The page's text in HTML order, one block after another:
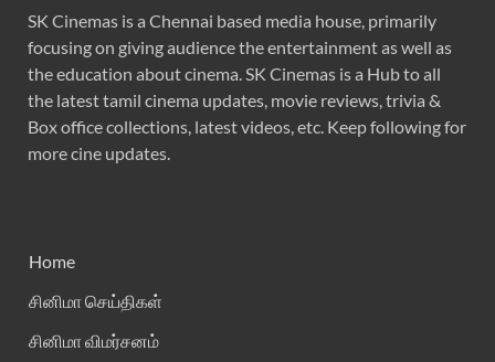
SK Cinemas is a Chennai based media house, primarily
focusing on giving audience the entertainment as well as
the education about cinema. SK Cinemas is a Hub to all
the latest tamil cinema updates, movie reviews, trivia &
Box office collections, latest videos, etc. Keep following for
more cine updates.
Home
சினிமா செய்திகள்
சினிமா விமர்சனம்